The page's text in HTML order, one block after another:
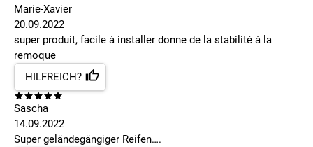
Marie-Xavier
20.09.2022
super produit, facile à installer donne de la stabilité à la
remoque
HILFREICH?
Sascha
14.09.2022
Super geländegängiger Reifen….